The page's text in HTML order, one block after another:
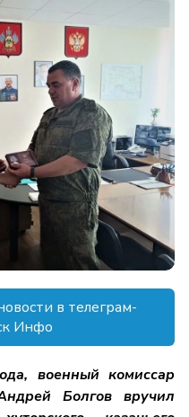
в телеграм-
Инфо
военный комиссар
Болгов вручил